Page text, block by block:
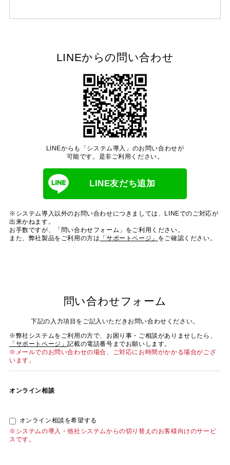
LINEからの問い合わせ
LINEからも「システム導入」のお問い合わせが
可能です。是非ご利用ください。
LINE友だち追加
※システム導入以外のお問い合わせにつきましては、LINEでのご対応が
出来かねます。
お手数ですが、「問い合わせフォーム」をご利用ください。
また、弊社製品をご利用の方は 「サポートページ」 をご確認ください。
問い合わせフォーム
下記の入力項目をご記入いただきお問い合わせください。
※弊社システムをご利用の方で、お困り事・ご相談がありませしたら、
「サポートページ」記載の電話番号までお願いします。
※メールでのお問い合わせの場合、ご対応にお時間がかかる場合がござ
います。
オンライン相談
オンライン相談を希望する
※システムの導入・他社システムからの切り替えのお客様向けのサービ
スです。